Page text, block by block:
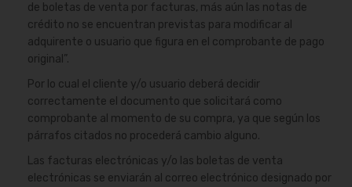
de boletas de venta por facturas, más aún las notas de
crédito no se encuentran previstas para modificar al
adquirente o usuario que figura en el comprobante de pago
original”.
Por lo cual el cliente y/o usuario deberá decidir
correctamente el documento que solicitará como
comprobante al momento de su compra, ya que según los
párrafos citados no procederá cambio alguno.
Las facturas electrónicas y/o las boletas de venta
electrónicas se enviarán al correo electrónico designado por